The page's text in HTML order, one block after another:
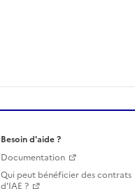
Besoin d'aide ?
Documentation
Qui peut bénéficier des contrats
d'IAE ?